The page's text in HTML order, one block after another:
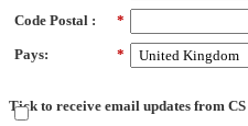
*
Code Postal :
*
Pays:
Tick to receive email updates from CS